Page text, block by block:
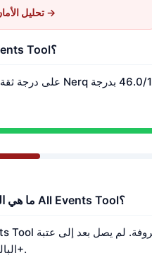
تحليل الأمان →
ما هي درجة ثقة All Events Tool؟
ما هي النتائج الأمنية الرئيسية لـ All Events Tool؟
التحقق من Nerq البالغة 70+.